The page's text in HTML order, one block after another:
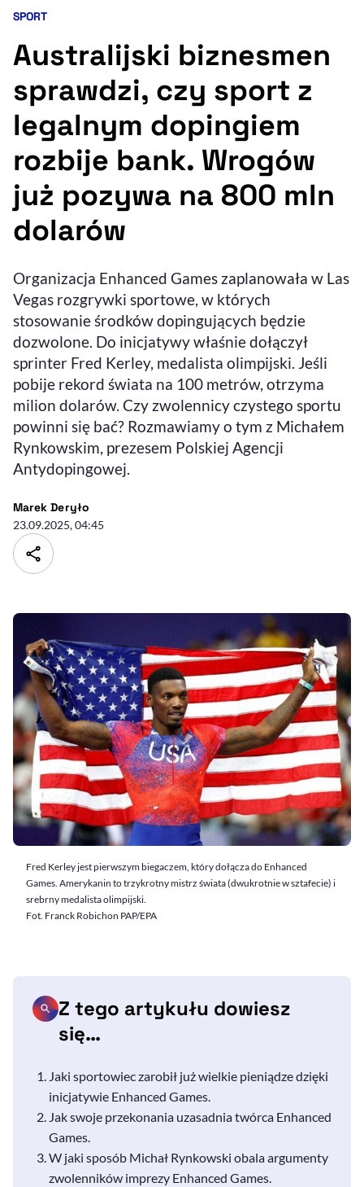
Ułatwienia dostępności wspierają:
Sprawdź, jak i dlaczego zwiększamy dostępność
Deklaracja dostępności, otwiera się w nowym oknie
Zgłoś problem
, otwiera się w
Kategoria artykułu:
SPORT
Australijski biznesmen
sprawdzi, czy sport z
legalnym dopingiem
rozbije bank. Wrogów
już pozywa na 800 mln
dolarów
Organizacja Enhanced Games zaplanowała w Las
Vegas rozgrywki sportowe, w których
stosowanie środków dopingujących będzie
dozwolone. Do inicjatywy właśnie dołączył
sprinter Fred Kerley, medalista olimpijski. Jeśli
pobije rekord świata na 100 metrów, otrzyma
milion dolarów. Czy zwolennicy czystego sportu
powinni się bać? Rozmawiamy o tym z Michałem
Rynkowskim, prezesem Polskiej Agencji
Antydopingowej.
Marek Deryło- autor artykułu - profil
23.09.2025, 04:45
Fred Kerley jest pierwszym biegaczem, który dołącza do Enhanced
Games. Amerykanin to trzykrotny mistrz świata (dwukrotnie w sztafecie) i
srebrny medalista olimpijski.
Fot. Franck Robichon PAP/EPA
Z tego artykułu dowiesz
się…
Jaki sportowiec zarobił już wielkie pieniądze dzięki
inicjatywie Enhanced Games.
Jak swoje przekonania uzasadnia twórca Enhanced
Games.
W jaki sposób Michał Rynkowski obala argumenty
zwolenników imprezy Enhanced Games.